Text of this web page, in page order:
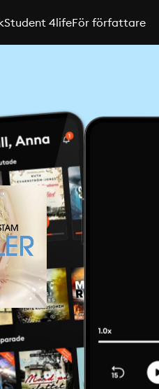
Student 4lifeFör författare